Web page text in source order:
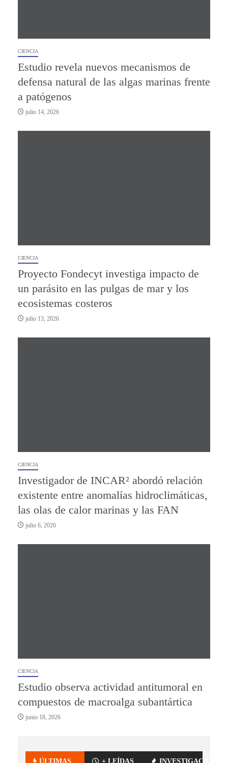
CIENCIA
Estudio revela nuevos mecanismos de
defensa natural de las algas marinas frente
a patógenos
julio 14, 2026
CIENCIA
Proyecto Fondecyt investiga impacto de
un parásito en las pulgas de mar y los
ecosistemas costeros
julio 13, 2026
CIENCIA
Investigador de INCAR² abordó relación
existente entre anomalías hidroclimáticas,
las olas de calor marinas y las FAN
julio 6, 2026
CIENCIA
Estudio observa actividad antitumoral en
compuestos de macroalga subantártica
junio 18, 2026
ÚLTIMAS + LEÍDAS INVESTIGACIÓN